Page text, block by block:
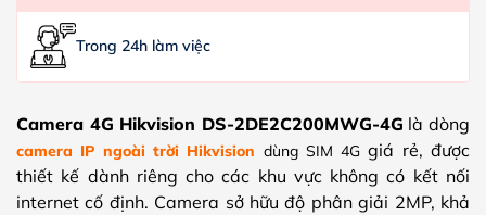
Trong 24h làm việc
Camera 4G Hikvision DS-2DE2C200MWG-4G là dòng
camera IP ngoài trời Hikvision dùng SIM 4Ggiá rẻ, được
thiết kế dành riêng cho các khu vực không có kết nối
internet cố định. Camera sở hữu độ phân giải 2MP, khả